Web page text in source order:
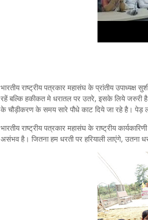
भारतीय राष्ट्रीय पत्रकार महासंघ के प्रांतीय
रहें बल्कि हकीकत मे धरातल पर उतरे, इसके लिये जरुरी
के चौड़ीकरण के समय सारे पौधे काट दिये जा रहे है। पेड़
भारतीय राष्ट्रीय पत्रकार महासंघ के राष्ट्रीय
असंभव है। जितना हम धरती पर हरियाली लाएंगे, उतना